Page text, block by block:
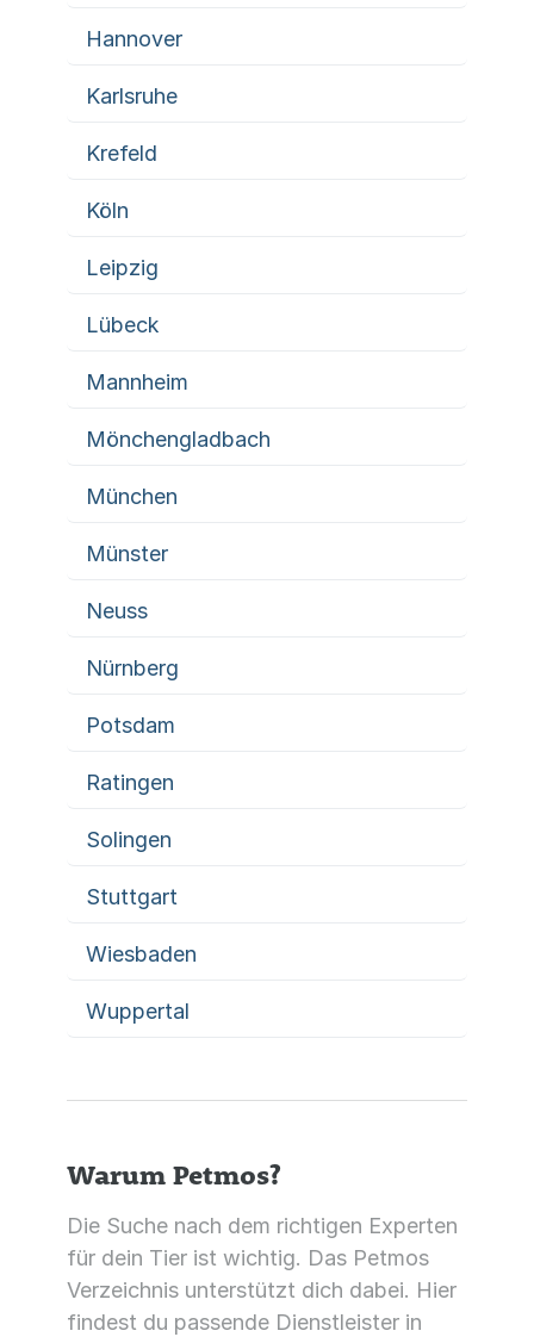
Hannover
Karlsruhe
Krefeld
Köln
Leipzig
Lübeck
Mannheim
Mönchengladbach
München
Münster
Neuss
Nürnberg
Potsdam
Ratingen
Solingen
Stuttgart
Wiesbaden
Wuppertal
Warum Petmos?
Die Suche nach dem richtigen Experten
für dein Tier ist wichtig. Das Petmos
Verzeichnis unterstützt dich dabei. Hier
findest du passende Dienstleister in